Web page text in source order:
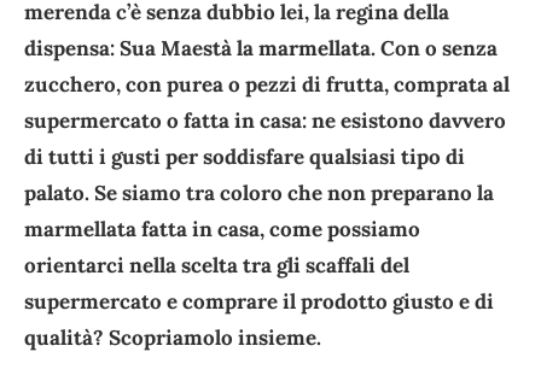
merenda c’è senza dubbio lei, la regina della
dispensa: Sua Maestà la marmellata. Con o senza
zucchero, con purea o pezzi di frutta, comprata al
supermercato o fatta in casa: ne esistono davvero
di tutti i gusti per soddisfare qualsiasi tipo di
palato. Se siamo tra coloro che non preparano la
marmellata fatta in casa, come possiamo
orientarci nella scelta tra gli scaffali del
supermercato e comprare il prodotto giusto e di
qualità? Scopriamolo insieme.